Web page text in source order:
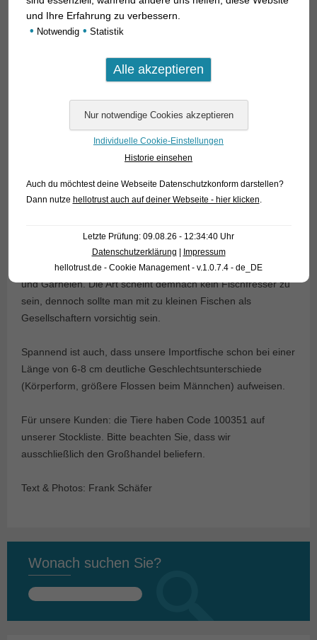
Mit etwa 40 cm Gesamtlänge wird die Art recht groß und
größeren Buntbarsch-, Barben- und Salmlerarten.
Interessanterweise ergaben Mageninhaltsuntersuchungen
keine Fische, sondern zersetztes Pflanzenmaterial, Insekten
und Garnelen. Die Art scheint demnach kein Fischfresser zu
sein, dennoch sollte man mit zu kleinen Fischen als
Gesellschaftern vorsichtig sein.
Spannend ist auch, dass unsere Importfische schon bei einer
Länge von 6-8 cm deutliche Geschlechtsunterschiede
(Körperform, größere Flossen beim Männchen) aufweisen.
Für unsere Kunden: die Tiere haben Code 100351 auf
unserer Stockliste. Bitte beachten Sie, dass wir
ausschließlich den Großhandel beliefern.
Text & Photos: Frank Schäfer
Wonach suchen Sie?
Suchen
und Ihre Erfahrung zu verbessern.
• Notwendig • Statistik
Individuelle Cookie-Einstellungen
Historie einsehen
Auch du möchtest deine Webseite Datenschutzkonform darstellen?
Dann nutze hellotrust auch auf deiner Webseite - hier klicken.
Letzte Prüfung: 09.08.26 - 12:34:40 Uhr
Datenschutzerklärung
Impressum
hellotrust.de - Cookie Management - v.1.0.7.4 - de_DE